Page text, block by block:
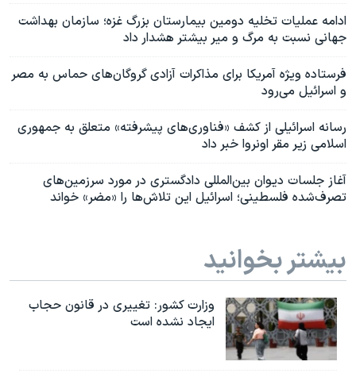
ادامه عملیات تخلیه دومین بیمارستان بزرگ غزه؛ سازمان بهداشت
جهانی نسبت به مرگ و میر بیشتر هشدار داد
فرستاده ویژه آمریکا برای مذاکرات آزادی گروگان‌های حماس به مصر
و اسرائيل می‌رود
رسانه اسرائیلی از کشف «فناوری‌های پیشرفته» متعلق به جمهوری
اسلامی زیر مقر اونروا خبر داد
آغاز جلسات دیوان بین‌المللی دادگستری در مورد سرزمین‌های
تصرف‌شده فلسطینی؛ اسرائیل این تلاش‌ها را «مضر» خواند
بیشتر بخوانید
وزارت کشور: تغییری در قانون حجاب
ایجاد نشده است